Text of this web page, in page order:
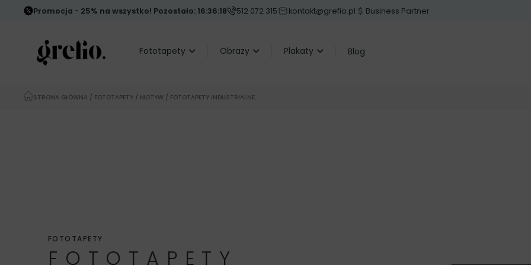
Promocja - 25% na wszystko! Pozostało: 16:36:16 512 072 315 kontakt@grefio.pl Business Partner
Fototapety Obrazy Plakaty Blog
STRONA GŁÓWNA / FOTOTAPETY / MOTYW / FOTOTAPETY INDUSTRIALNE
FOTOTAPETY
FOTOTAPETY